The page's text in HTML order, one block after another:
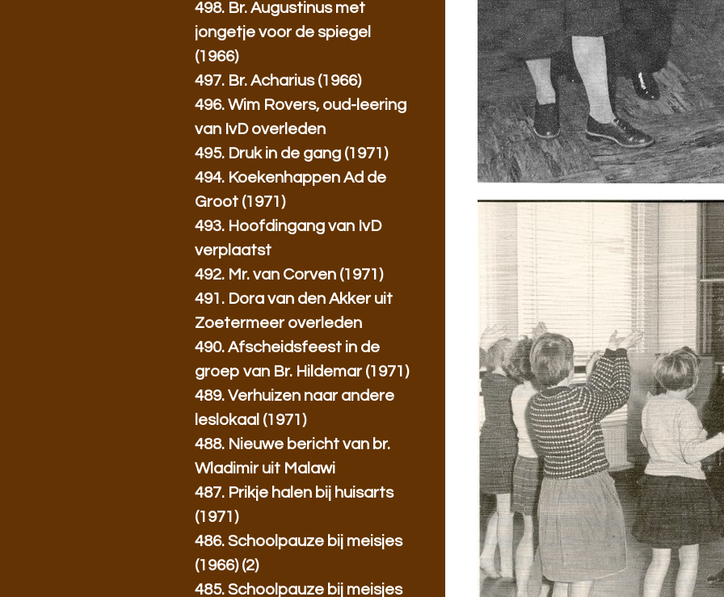
498. Br. Augustinus met
jongetje voor de spiegel
(1966)
497. Br. Acharius (1966)
496. Wim Rovers, oud-leering
van IvD overleden
495. Druk in de gang (1971)
494. Koekenhappen Ad de
Groot (1971)
493. Hoofdingang van IvD
verplaatst
492. Mr. van Corven (1971)
491. Dora van den Akker uit
Zoetermeer overleden
490. Afscheidsfeest in de
groep van Br. Hildemar (1971)
489. Verhuizen naar andere
leslokaal (1971)
488. Nieuwe bericht van br.
Wladimir uit Malawi
487. Prikje halen bij huisarts
(1971)
486. Schoolpauze bij meisjes
(1966) (2)
485. Schoolpauze bij meisjes